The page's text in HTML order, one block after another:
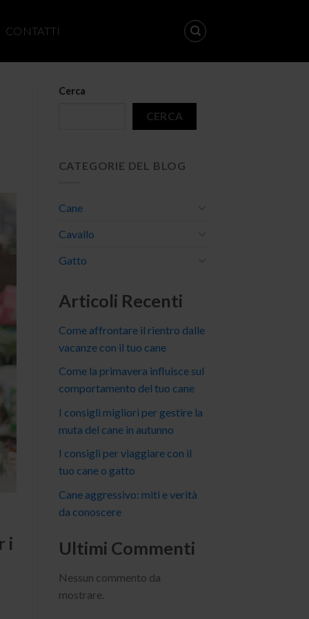
CONTATTI
i
Cerca
CERCA
CATEGORIE DEL BLOG
Cane
Cavallo
Gatto
Articoli Recenti
Come affrontare il rientro dalle
vacanze con il tuo cane
Come la primavera influisce sul
comportamento del tuo cane
I consigli migliori per gestire la
muta del cane in autunno
I consigli per viaggiare con il
tuo cane o gatto
Cane aggressivo: miti e verità
da conoscere
Ultimi Commenti
Nessun commento da
mostrare.